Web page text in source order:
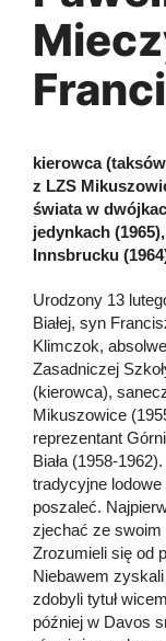
kierowca
z LZS
świata w
jedynkach
Innsbrucku
Urodzony 13
Białej, syn
Klimczok,
Zasadniczej
(kierowca),
Mikuszowice
reprezentant
Biała (1958-
tradycyjne lodowe
poszaleć.
zjechać ze swoim
Zrozumieli się od
Niebawem
zdobyli tytuł
później w Davos